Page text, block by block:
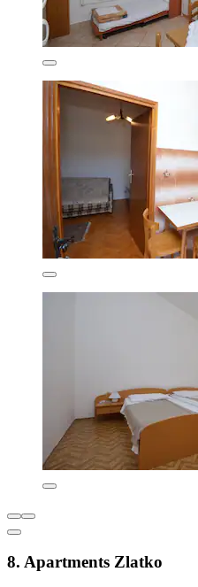
8. Apartments Zlatko